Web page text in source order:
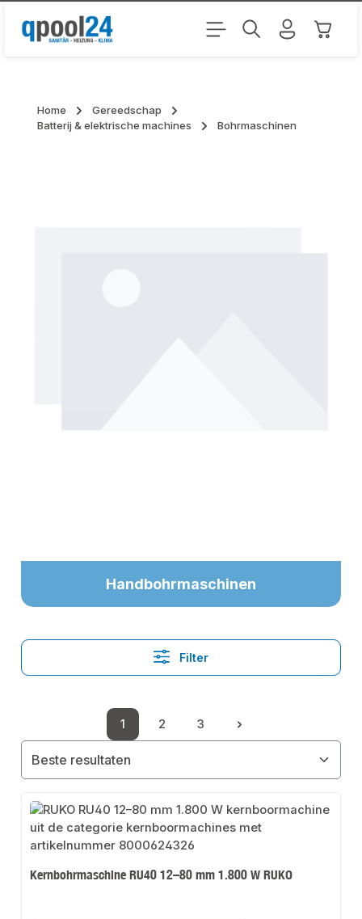
Ga naar de hoofdinhoud
Home
Gereedschap
Batterij & elektrische machines
Bohrmaschinen
Handbohrmaschinen
Filter
Pagina
1
Pagina
2
Pagina
3
Kernbohrmaschine RU40 12–80 mm 1.800 W RUKO